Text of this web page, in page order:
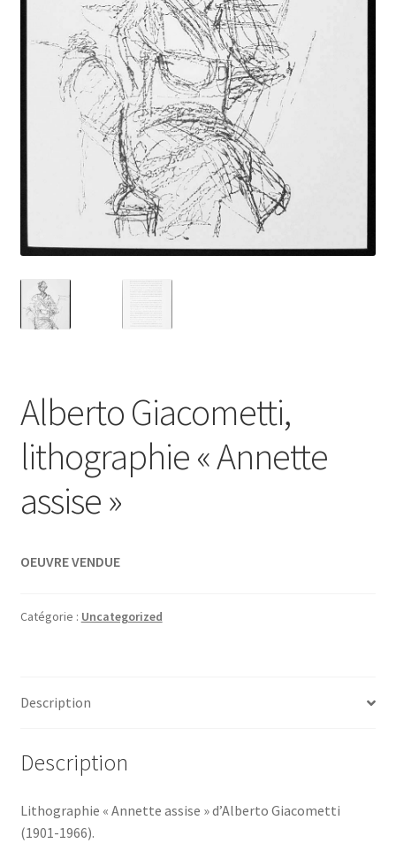
Alberto Giacometti,
lithographie « Annette
assise »
OEUVRE VENDUE
Catégorie : Uncategorized
Description
Description
Lithographie « Annette assise » d’Alberto Giacometti
(1901-1966).